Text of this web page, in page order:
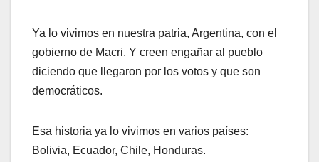
Ya lo vivimos en nuestra patria, Argentina, con el
gobierno de Macri. Y creen engañar al pueblo
diciendo que llegaron por los votos y que son
democráticos.
Esa historia ya lo vivimos en varios países:
Bolivia, Ecuador, Chile, Honduras.